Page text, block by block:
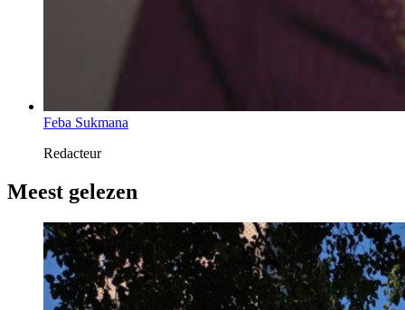
Feba Sukmana
Redacteur
Meest gelezen